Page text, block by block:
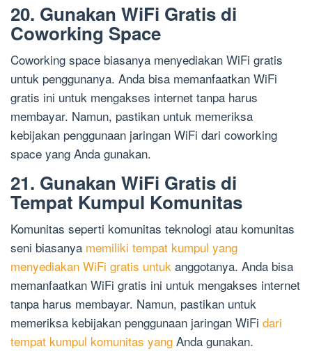
20. Gunakan WiFi Gratis di
Coworking Space
Coworking space biasanya menyediakan WiFi gratis
untuk penggunanya. Anda bisa memanfaatkan WiFi
gratis ini untuk mengakses internet tanpa harus
membayar. Namun, pastikan untuk memeriksa
kebijakan penggunaan jaringan WiFi dari coworking
space yang Anda gunakan.
21. Gunakan WiFi Gratis di
Tempat Kumpul Komunitas
Komunitas seperti komunitas teknologi atau komunitas
seni biasanya memiliki tempat kumpul yang
menyediakan WiFi gratis untuk anggotanya. Anda bisa
memanfaatkan WiFi gratis ini untuk mengakses internet
tanpa harus membayar. Namun, pastikan untuk
memeriksa kebijakan penggunaan jaringan WiFi dari
tempat kumpul komunitas yang Anda gunakan.